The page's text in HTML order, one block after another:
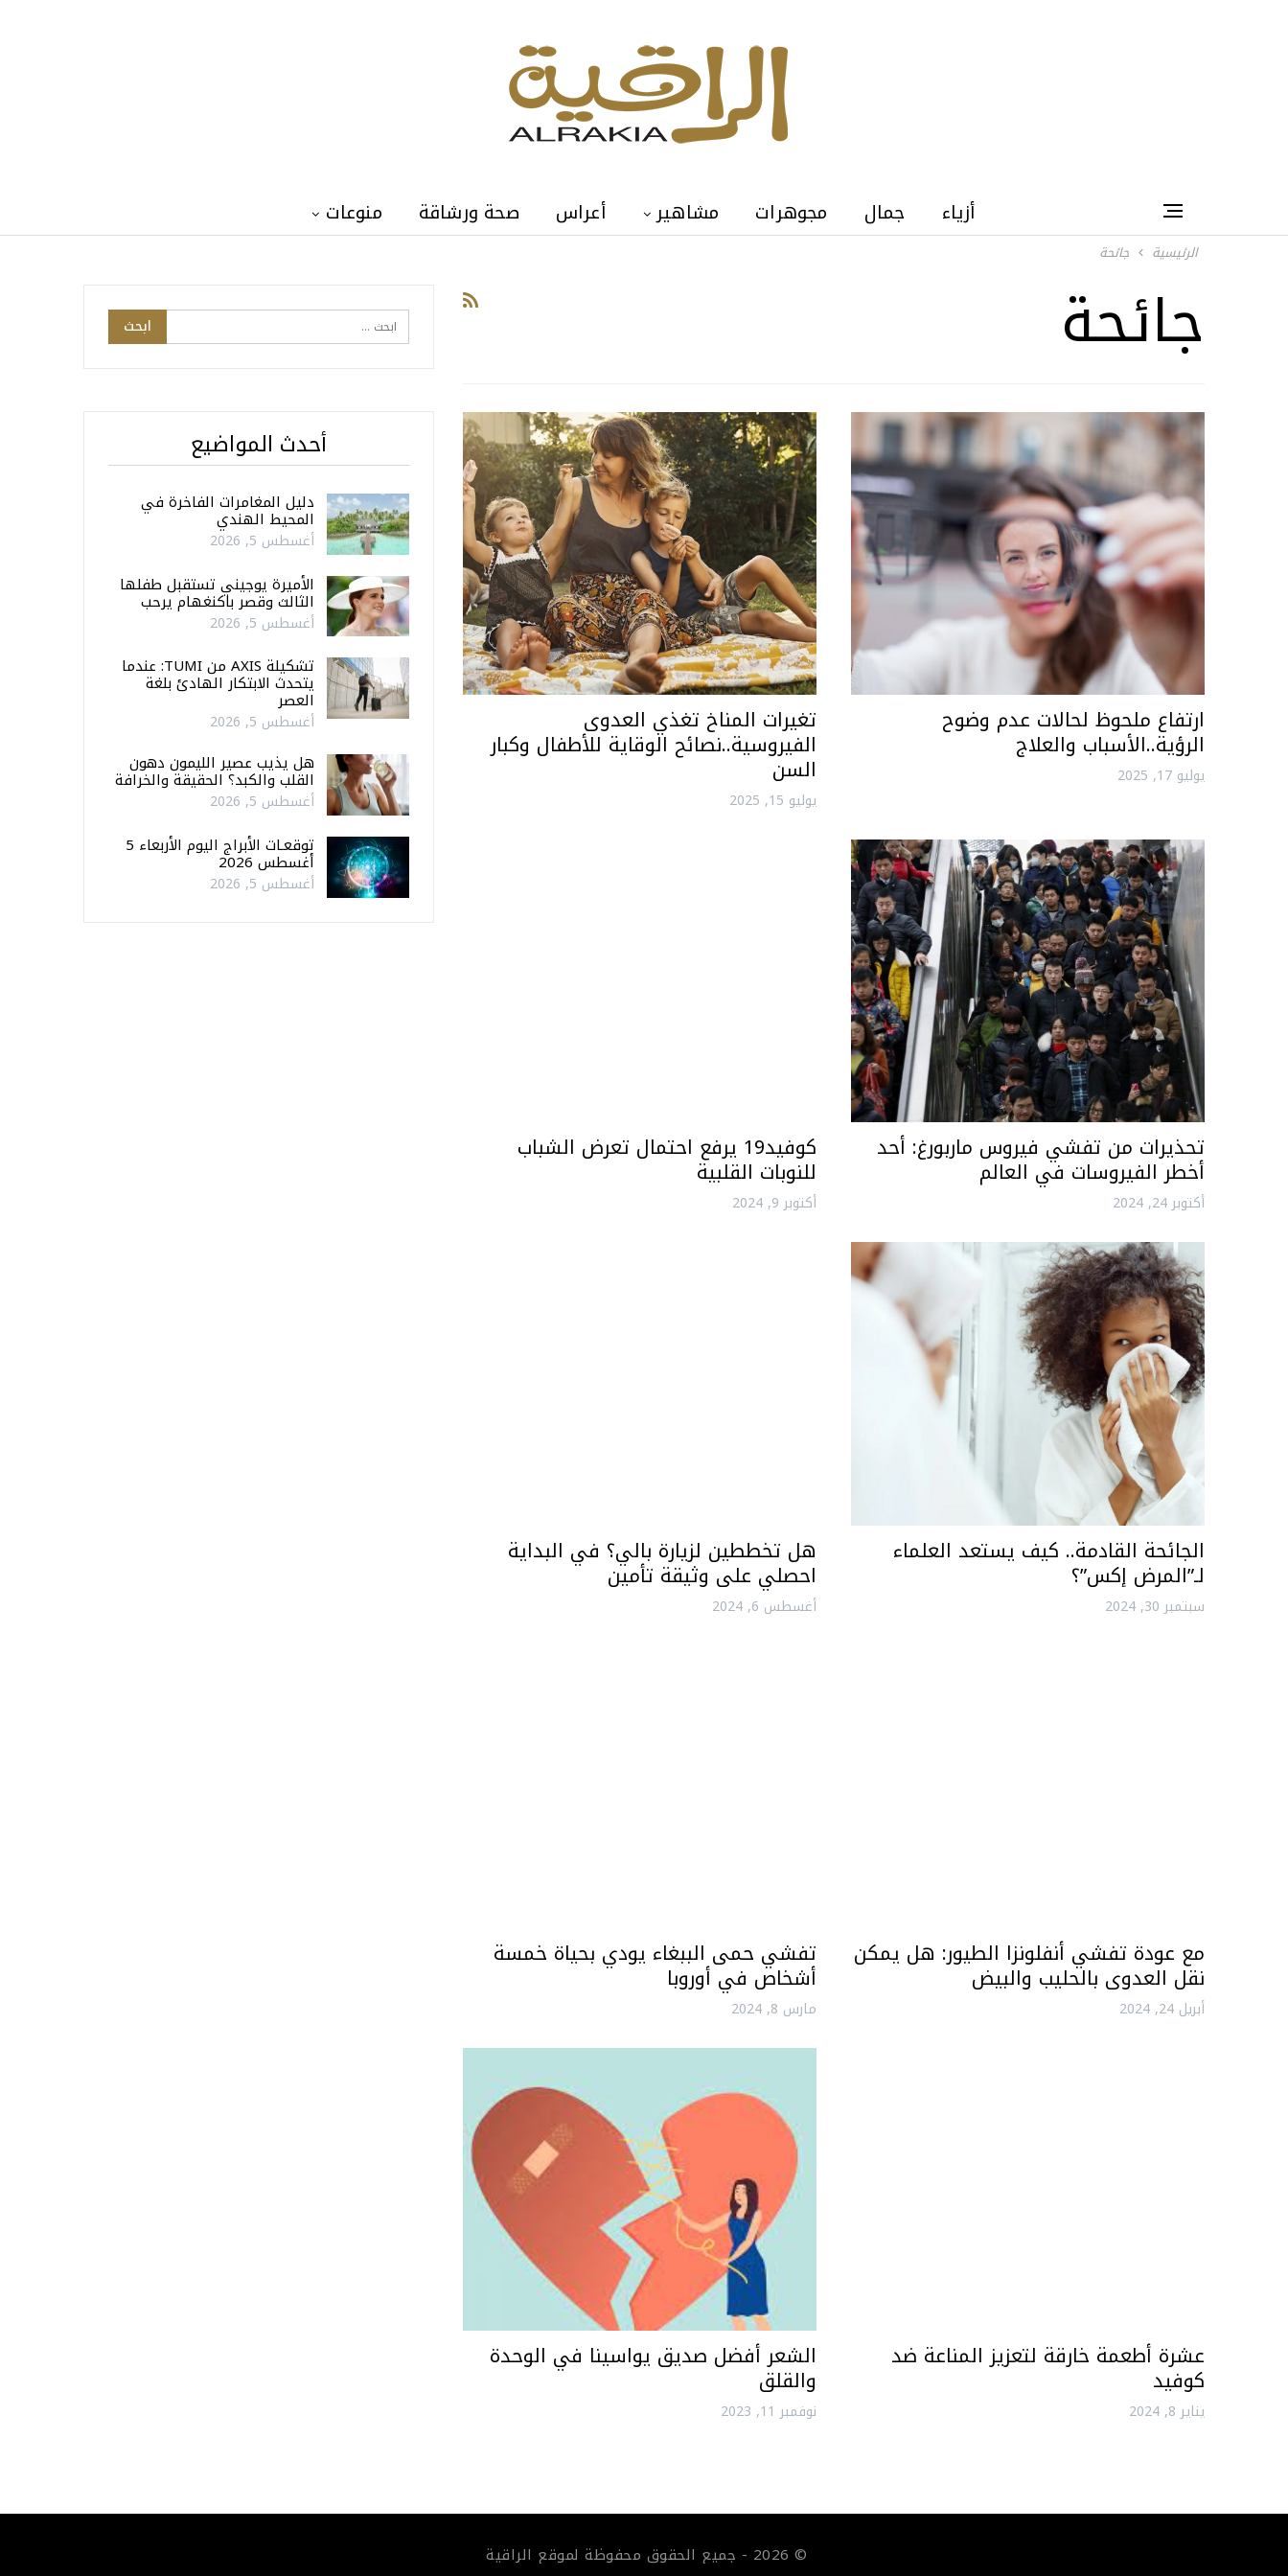
أزياء جمال مجوهرات مشاهير أعراس صحة ورشاقة منوعات
الرئيسية جائحة
جائحة
ارتفاع ملحوظ لحالات عدم وضوح
الرؤية..الأسباب والعلاج
يوليو 17, 2025
تغيرات المناخ تغذي العدوى
الفيروسية..نصائح الوقاية للأطفال وكبار
السن
يوليو 15, 2025
تحذيرات من تفشي فيروس ماربورغ: أحد
أخطر الفيروسات في العالم
أكتوبر 24, 2024
كوفيد19 يرفع احتمال تعرض الشباب
للنوبات القلبية
أكتوبر 9, 2024
الجائحة القادمة.. كيف يستعد العلماء
لـ”المرض إكس”؟
سبتمبر 30, 2024
هل تخططين لزيارة بالي؟ في البداية
احصلي على وثيقة تأمين
أغسطس 6, 2024
مع عودة تفشي أنفلونزا الطيور: هل يمكن
نقل العدوى بالحليب والبيض
أبريل 24, 2024
تفشي حمى الببغاء يودي بحياة خمسة
أشخاص في أوروبا
مارس 8, 2024
عشرة أطعمة خارقة لتعزيز المناعة ضد
كوفيد
يناير 8, 2024
الشعر أفضل صديق يواسينا في الوحدة
والقلق
نوفمبر 11, 2023
أحدث المواضيع
دليل المغامرات الفاخرة في
المحيط الهندي
أغسطس 5, 2026
الأميرة يوجيني تستقبل طفلها
الثالث وقصر باكنغهام يرحب
أغسطس 5, 2026
تشكيلة AXIS من TUMI: عندما
يتحدث الابتكار الهادئ بلغة
العصر
أغسطس 5, 2026
هل يذيب عصير الليمون دهون
القلب والكبد؟ الحقيقة والخرافة
أغسطس 5, 2026
توقعـات الأبراج اليوم الأربعاء 5
أغسطس 2026
أغسطس 5, 2026
© 2026 - جميع الحقوق محفوظة لموقع الراقية